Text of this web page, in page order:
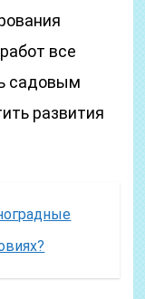
все
садовым
развития